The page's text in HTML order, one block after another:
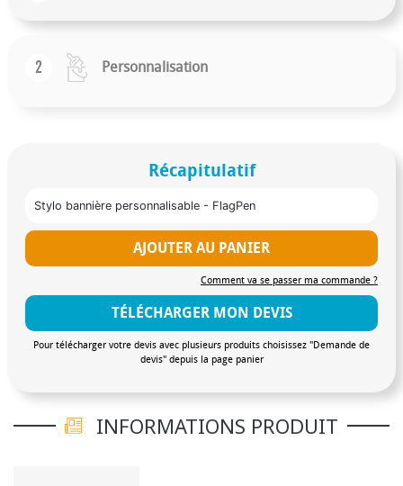
2 Personnalisation
Récapitulatif
Stylo bannière personnalisable - FlagPen
AJOUTER AU PANIER
Comment va se passer ma commande ?
TÉLÉCHARGER MON DEVIS
Pour télécharger votre devis avec plusieurs produits choisissez "Demande de
devis" depuis la page panier
INFORMATIONS PRODUIT